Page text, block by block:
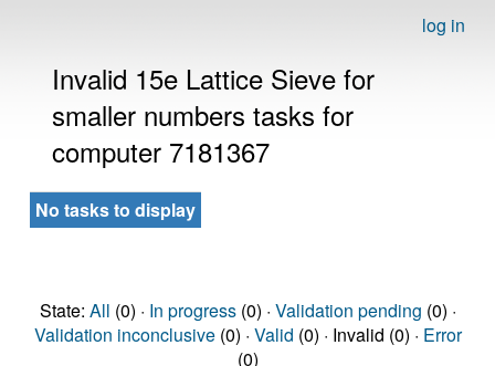
log in
Invalid 15e Lattice Sieve for
smaller numbers tasks for
computer 7181367
No tasks to display
State: All (0) · In progress(0) · Validation pending (0) ·
Validation inconclusive(0) · Valid (0) · Invalid (0) · Error
(0)